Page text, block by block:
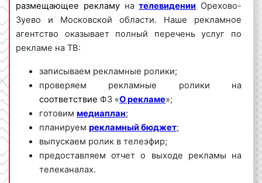
размещающее рекламу нателевидении Орехово-
Зуево и Московской области. Наше рекламное
агентство оказывает полный перечень услуг по
рекламе на ТВ:
записываем рекламные ролики;
проверяем рекламные ролики на
соответствие ФЗ «О рекламе»;
готовим медиаплан;
планируем рекламный бюджет;
выпускаем ролик в телеэфир;
предоставляем отчет о выходе рекламы на
телеканалах.